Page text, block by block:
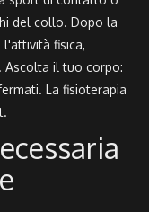
del collo. Dopo la
fisica,
Ascolta il tuo corpo:
La fisioterapia